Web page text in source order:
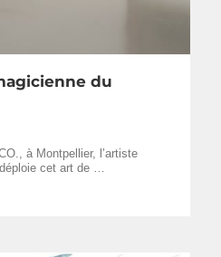
du
à Montpellier, l’artiste
cet art de …